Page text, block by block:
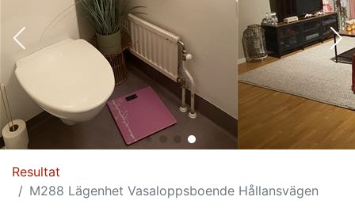
Resultat
M288 Lägenhet Vasaloppsboende Hållansvägen